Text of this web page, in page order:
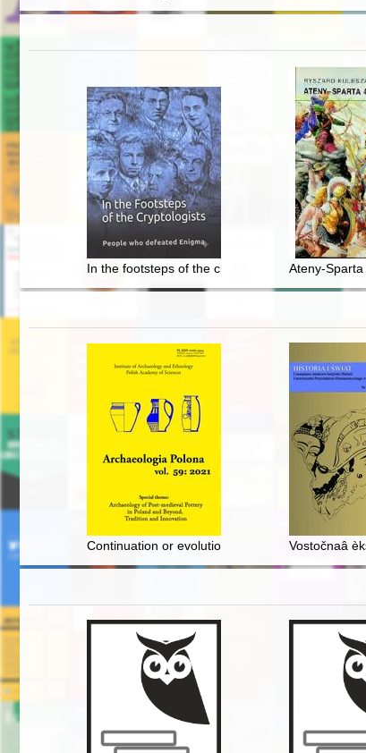
In the footsteps of the cryptologists : people who
Ateny-Sparta
Continuation or evolution? : changes in pottery
Vostočnaâ